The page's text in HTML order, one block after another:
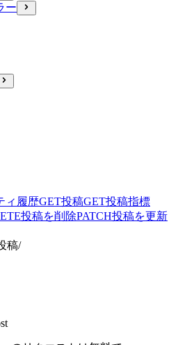
ー
ィ履歴GET投稿GET投稿指標
投稿を削除PATCH投稿を更新
稿/